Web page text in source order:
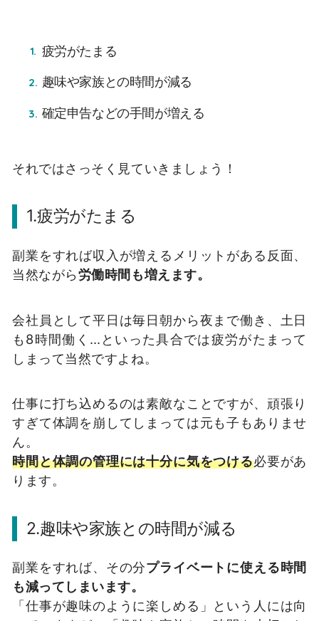
疲労がたまる
趣味や家族との時間が減る
確定申告などの手間が増える
それではさっそく見ていきましょう！
1.疲労がたまる
副業をすれば収入が増えるメリットがある反面、
当然ながら労働時間も増えます。
会社員として平日は毎日朝から夜まで働き、土日
も8時間働く…といった具合では疲労がたまって
しまって当然ですよね。
仕事に打ち込めるのは素敵なことですが、頑張り
すぎて体調を崩してしまっては元も子もありませ
ん。
時間と体調の管理には十分に気をつける必要があ
ります。
2.趣味や家族との時間が減る
副業をすれば、その分プライベートに使える時間
も減ってしまいます。
「仕事が趣味のように楽しめる」という人には向